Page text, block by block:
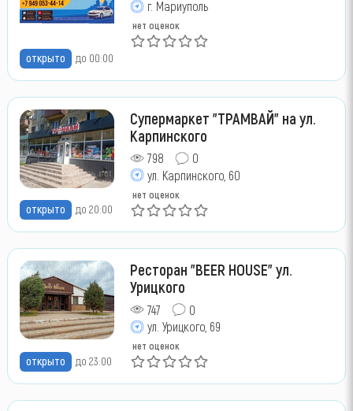
открыто до 00:00
г. Мариуполь
нет оценок
открыто до 20:00
Супермаркет "ТРАМВАЙ" на ул.
Карпинского
798
0
ул. Карпинского, 60
нет оценок
открыто до 23:00
Ресторан "BEER HOUSE" ул.
Урицкого
747
0
ул. Урицкого, 69
нет оценок